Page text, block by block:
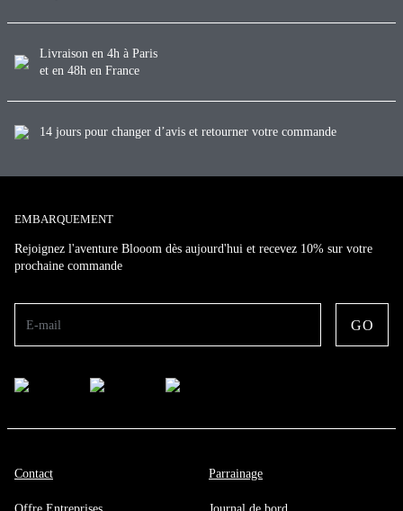
Livraison en 4h à Paris
et en 48h en France
14 jours pour changer d’avis et retourner votre commande
Contact Parrainage
EMBARQUEMENT
Rejoignez l'aventure Blooom dès aujourd'hui et recevez 10% sur votre
prochaine commande
E-mail GO